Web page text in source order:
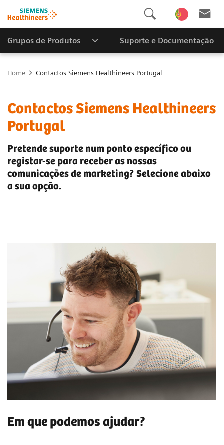
Grupos de Produtos Suporte e Documentação
Home Contactos Siemens Healthineers Portugal
Contactos Siemens Healthineers
Portugal
Pretende suporte num ponto específico ou
registar-se para receber as nossas
comunicações de marketing? Selecione abaixo
a sua opção.
Em que podemos ajudar?